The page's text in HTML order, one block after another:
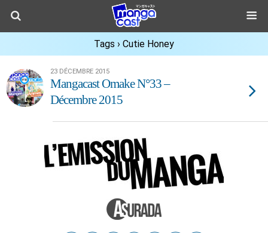
Tags › Cutie Honey
23 DÉCEMBRE 2015
Mangacast Omake N°33 –
Décembre 2015